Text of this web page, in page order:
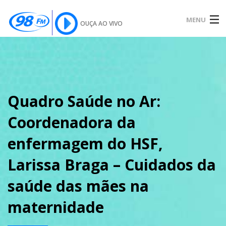
OUÇA AO VIVO MENU
SOBRE
PODCAST
GALERIA
Quadro Saúde no Ar:
Coordenadora da
enfermagem do HSF,
Larissa Braga – Cuidados da
saúde das mães na
maternidade